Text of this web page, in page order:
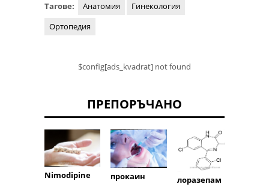
Тагове: Анатомия
Гинекология
Ортопедия
$config[ads_kvadrat] not found
ПРЕПОРЪЧАНО
Nimodipine прокаин лоразепам